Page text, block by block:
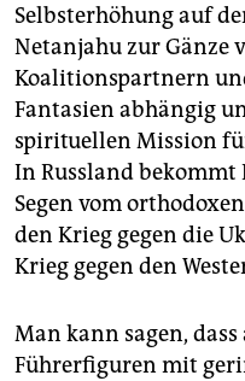
Selbsterhöhung auf
Netanjahu zur Gänze
Koalitionspartnern
Fantasien abhängig
spirituellen Mission
In Russland bekommt
Segen vom
den Krieg gegen die
Krieg gegen den
Man kann sagen,
Führerfiguren mit